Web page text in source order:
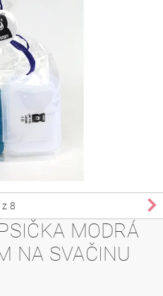
z 8
MODRÁ
NA SVAČINU